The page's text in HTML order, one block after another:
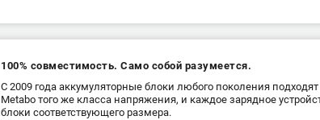
100% совместимость. Само собой разумеется.
С 2009 года аккумуляторные блоки любого поколения
Metabo того же класса напряжения, и каждое зарядное
блоки соответствующего размера.